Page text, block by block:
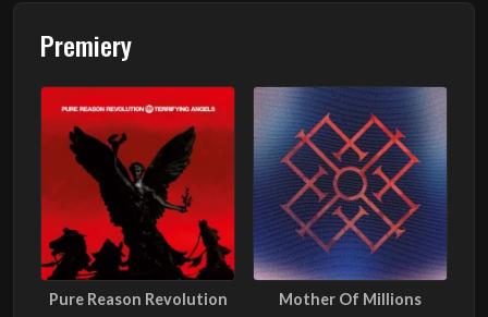
Premiery
Pure Reason Revolution Mother Of Millions